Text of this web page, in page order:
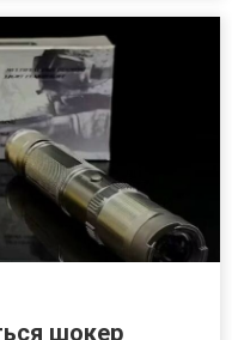
шокер